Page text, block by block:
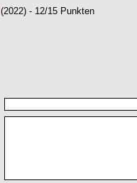
(2022) - 12/15 Punkten